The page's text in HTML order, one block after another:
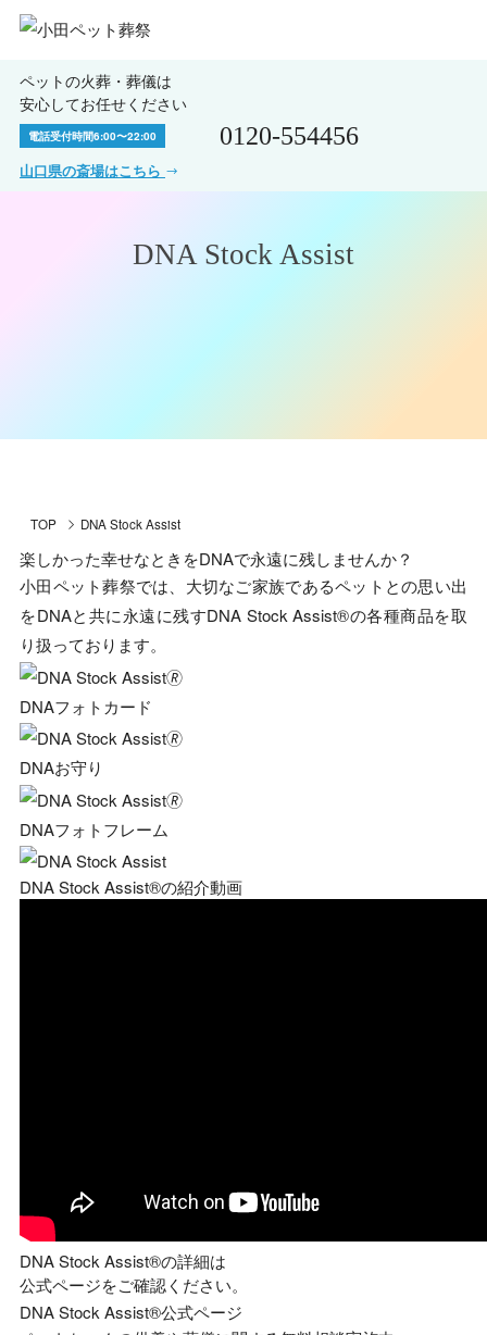
ペットの火葬・葬儀は
安心してお任せください
電話受付時間6:00〜22:00 0120-554456
山口県の斎場はこちら
DNA Stock Assist
TOP DNA Stock Assist
楽しかった幸せなときをDNAで永遠に残しませんか？
小田ペット葬祭では、大切なご家族であるペットとの思い出
をDNAと共に永遠に残すDNA Stock Assist®の各種商品を取
り扱っております。
DNAフォトカード
DNAお守り
DNAフォトフレーム
DNA Stock Assist®の紹介動画
DNA Stock Assist®の詳細は
公式ページをご確認ください。
DNA Stock Assist®公式ページ